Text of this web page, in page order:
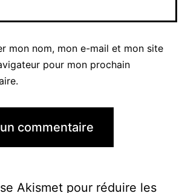
mon nom, mon e-mail et mon site
pour mon prochain
Akismet pour réduire les